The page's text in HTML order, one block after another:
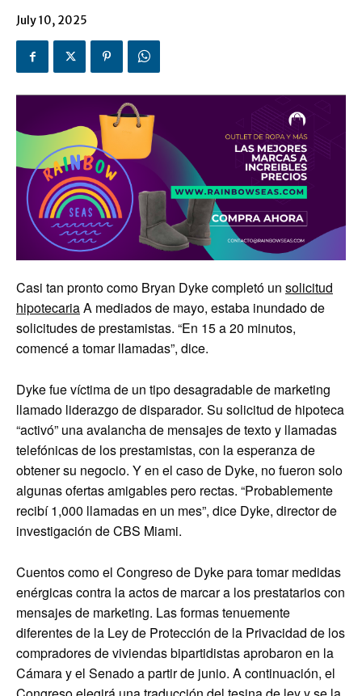
July 10, 2025
Casi tan pronto como Bryan Dyke completó un solicitud
hipotecariaA mediados de mayo, estaba inundado de
solicitudes de prestamistas. “En 15 a 20 minutos,
comencé a tomar llamadas”, dice.
Dyke fue víctima de un tipo desagradable de marketing
llamado liderazgo de disparador. Su solicitud de hipoteca
“activó” una avalancha de mensajes de texto y llamadas
telefónicas de los prestamistas, con la esperanza de
obtener su negocio. Y en el caso de Dyke, no fueron solo
algunas ofertas amigables pero rectas. “Probablemente
recibí 1,000 llamadas en un mes”, dice Dyke, director de
investigación de CBS Miami.
Cuentos como el Congreso de Dyke para tomar medidas
enérgicas contra la actos de marcar a los prestatarios con
mensajes de marketing. Las formas tenuemente
diferentes de la Ley de Protección de la Privacidad de los
compradores de viviendas bipartidistas aprobaron en la
Cámara y el Senado a partir de junio. A continuación, el